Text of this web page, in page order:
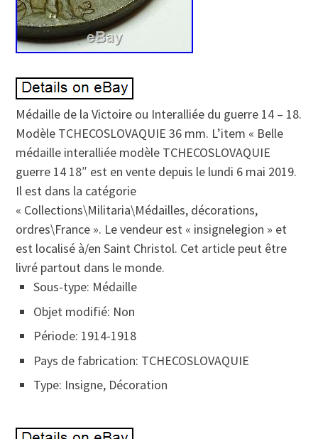
Médaille de la Victoire ou Interalliée du guerre 14 – 18.
Modèle TCHECOSLOVAQUIE 36 mm. L’item « Belle
médaille interalliée modèle TCHECOSLOVAQUIE
guerre 14 18″ est en vente depuis le lundi 6 mai 2019.
Il est dans la catégorie
« Collections\Militaria\Médailles, décorations,
ordres\France ». Le vendeur est « insignelegion » et
est localisé à/en Saint Christol. Cet article peut être
livré partout dans le monde.
Sous-type: Médaille
Objet modifié: Non
Période: 1914-1918
Pays de fabrication: TCHECOSLOVAQUIE
Type: Insigne, Décoration